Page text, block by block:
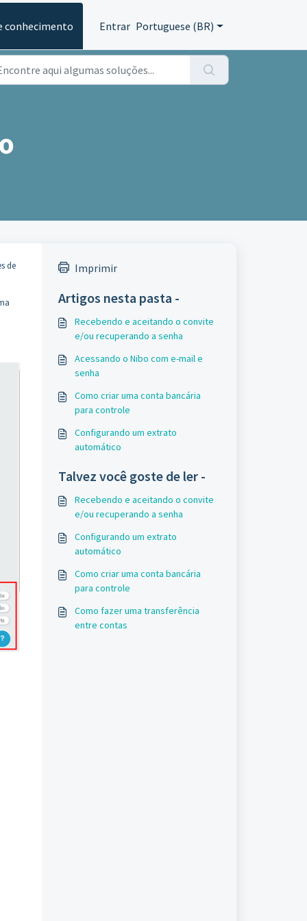
conhecimento Entrar Portuguese (BR)
de Imprimir
Artigos nesta pasta -
Recebendo e aceitando o convite
e/ou recuperando a senha
Acessando o Nibo com e-mail e
senha
Como criar uma conta bancária
para controle
Configurando um extrato
automático
Talvez você goste de ler -
Recebendo e aceitando o convite
e/ou recuperando a senha
Configurando um extrato
automático
Como criar uma conta bancária
para controle
Como fazer uma transferência
entre contas